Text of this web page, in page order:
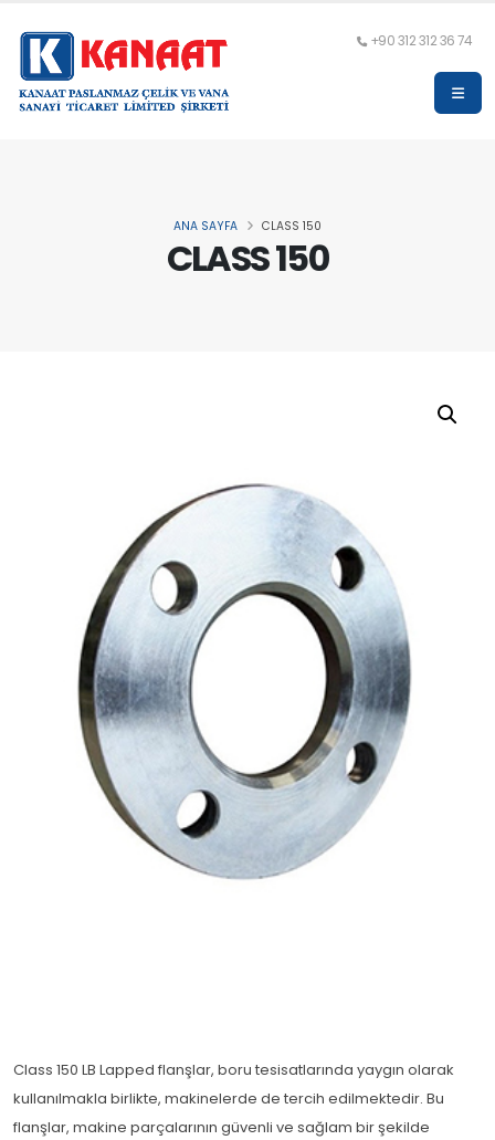
+90 312 312 36 74
CLASS 150
ANA SAYFA CLASS 150
Class 150 LB Lapped flanşlar, boru tesisatlarında yaygın olarak
kullanılmakla birlikte, makinelerde de tercih edilmektedir. Bu
flanşlar, makine parçalarının güvenli ve sağlam bir şekilde